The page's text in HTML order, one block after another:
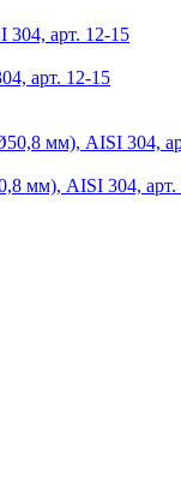
арт. 12-15
мм), AISI 304, арт.